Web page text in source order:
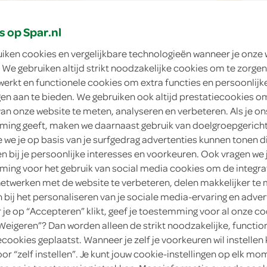
Bakker zachte bollen
kies je SPAR
Lokale Bakker zachte bollen
8 Stuks
2.69
op Spar.nl
cookies en vergelijkbare technologieën wanneer je onze
gebruiken altijd strikt noodzakelijke cookies om te
en functionele cookies om extra functies en
aan te bieden. We gebruiken ook altijd prestatiecookies
onze website te meten, analyseren en verbeteren. Als je
geeft, maken we daarnaast gebruik van
we je op basis van je surfgedrag advertenties kunnen tonen
bij je persoonlijke interesses en voorkeuren. Ook vragen we
voor het gebruik van social media cookies om de
met de website te verbeteren, delen makkelijker te
bij het personaliseren van je sociale media-ervaring en
je op “Accepteren” klikt, geef je toestemming voor al onze
Dan worden alleen de strikt noodzakelijke,
geplaatst. Wanneer je zelf je voorkeuren wil instellen
“zelf instellen”. Je kunt jouw cookie-instellingen op elk